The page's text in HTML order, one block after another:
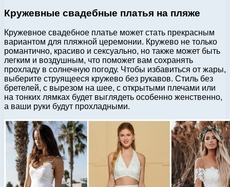
Кружевные свадебные платья на пляже
Кружевное свадебное платье может стать прекрасным
вариантом для пляжной церемонии. Кружево не только
романтично, красиво и сексуально, но также может быть
легким и воздушным, что поможет вам сохранять
прохладу в солнечную погоду. Чтобы избавиться от жары,
выберите струящееся кружево без рукавов. Стиль без
бретелей, с вырезом на шее, с открытыми плечами или
на тонких лямках будет выглядеть особенно женственно,
а ваши руки будут прохладными.